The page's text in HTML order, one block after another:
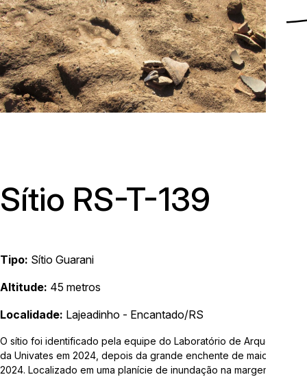
Menu
Sítio RS-T-139
Tipo: Sítio Guarani
Altitude: 45 metros
Localidade: Lajeadinho - Encantado/RS
O sítio foi identificado pela equipe do Laboratório de Arqueologia
da Univates em 2024, depois da grande enchente de maio de
2024. Localizado em uma planície de inundação na margem direita
Av. Avelino Talini, 171, bairro Universitário | Lajeado/RS, Brasil |
E-mail:arqueologia@univates.br